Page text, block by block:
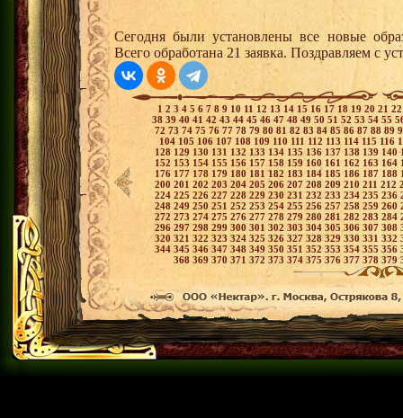
Сегодня были установлены все новые
Всего обработана 21 заявка. Поздравляем с
1 2 3 4 5 6 7 8 9 10 11 12 13 14 15 16 17 18 19 20 21
38 39 40 41 42 43 44 45 46 47 48 49 50 51 52 53 54 55
72 73 74 75 76 77 78 79 80 81 82 83 84 85 86 87 88 89
104 105 106 107 108 109 110 111 112 113 114 115 116
128 129 130 131 132 133 134 135 136 137 138 139 140
152 153 154 155 156 157 158 159 160 161 162 163 164
176 177 178 179 180 181182 183 184 185 186 187 188
200 201 202 203 204 205 206 207 208 209 210 211 212
224 225 226 227 228 229 230 231 232 233 234 235 236
248 249 250 251 252 253 254 255 256 257 258 259 260
272 273 274 275 276 277 278 279 280 281 282 283 284
296 297 298 299 300 301 302 303 304 305 306 307 308
320 321 322 323 324 325 326 327 328 329 330 331 332
344 345 346 347 348 349 350 351 352 353 354 355 356
368 369 370 371 372 373 374 375 376 377 378 379